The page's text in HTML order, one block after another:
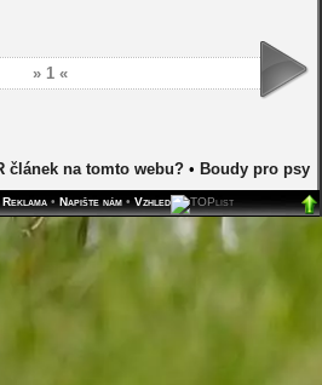
» 1 «
článek na tomto webu? • Boudy pro psy
Reklama •Napište nám •Vzhled